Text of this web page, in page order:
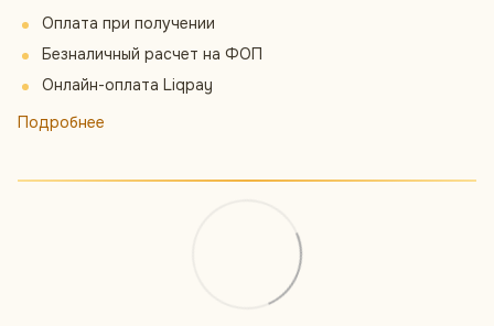
Оплата при получении
Безналичный расчет на ФОП
Онлайн-оплата Liqpay
Подробнее